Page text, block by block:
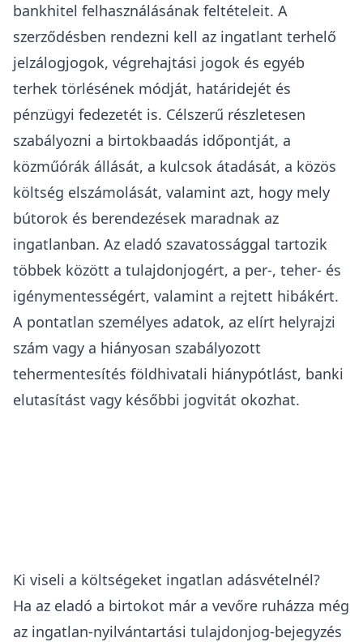
bankhitel felhasználásának feltételeit. A
szerződésben rendezni kell az ingatlant terhelő
jelzálogjogok, végrehajtási jogok és egyéb
terhek törlésének módját, határidejét és
pénzügyi fedezetét is. Célszerű részletesen
szabályozni a birtokbaadás időpontját, a
közműórák állását, a kulcsok átadását, a közös
költség elszámolását, valamint azt, hogy mely
bútorok és berendezések maradnak az
ingatlanban. Az eladó szavatossággal tartozik
többek között a tulajdonjogért, a per-, teher- és
igénymentességért, valamint a rejtett hibákért.
A pontatlan személyes adatok, az elírt helyrajzi
szám vagy a hiányosan szabályozott
tehermentesítés földhivatali hiánypótlást, banki
elutasítást vagy későbbi jogvitát okozhat.
Ki viseli a költségeket ingatlan adásvételnél?
Ha az eladó a birtokot már a vevőre ruházza még
az ingatlan-nyilvántartási tulajdonjog-bejegyzés